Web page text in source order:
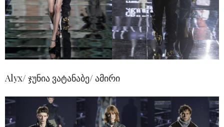
Alyx/ ჯუნია ვატანაბე/ ამირი